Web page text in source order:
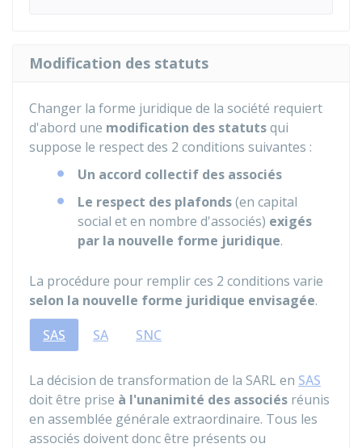
Modification des statuts
Changer la forme juridique de la société requiert
d'abord une modification des statutsqui
suppose le respect des 2 conditions suivantes :
Un accord collectif des associés
Le respect des plafonds(en capital
social et en nombre d'associés) exigés
par la nouvelle forme juridique.
La procédure pour remplir ces 2 conditions varie
selon la nouvelle forme juridique envisagée.
SAS
SA SNC
La décision de transformation de la SARL en SAS
doit être prise à l'unanimité des associés réunis
en assemblée générale extraordinaire. Tous les
associés doivent donc être présents ou